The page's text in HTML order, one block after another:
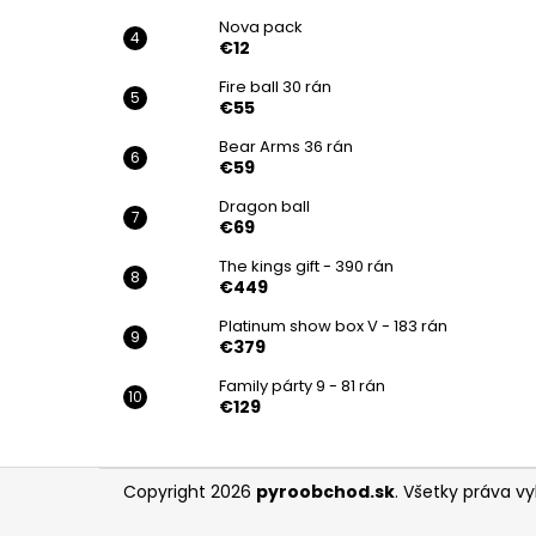
Nova pack
€12
Fire ball 30 rán
€55
Bear Arms 36 rán
€59
Dragon ball
€69
The kings gift - 390 rán
€449
Platinum show box V - 183 rán
€379
Family párty 9 - 81 rán
€129
Z Copyright 2026 pyroobchod.sk. Všetky práva